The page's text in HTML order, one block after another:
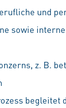
und
sowie
z. B.
begleitet